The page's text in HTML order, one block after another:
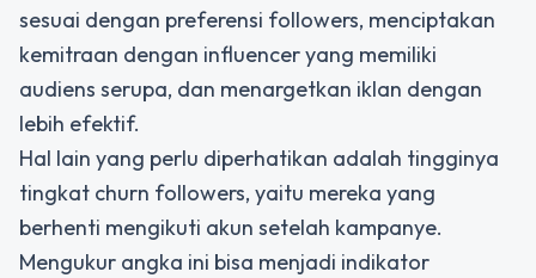
sesuai dengan preferensi followers, menciptakan
kemitraan dengan influencer yang memiliki
audiens serupa, dan menargetkan iklan dengan
lebih efektif.
Hal lain yang perlu diperhatikan adalah tingginya
tingkat churn followers, yaitu mereka yang
berhenti mengikuti akun setelah kampanye.
Mengukur angka ini bisa menjadi indikator